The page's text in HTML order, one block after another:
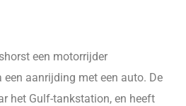
een motorrijder
aanrijding met een auto. De
het Gulf-tankstation, en heeft